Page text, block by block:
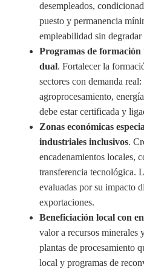
desempleados,
puesto y permanencia
empleabilidad sin
Programas de
dual. Fortalecer la
sectores con demanda
agroprocesamiento,
debe estar certificada y
Zonas económicas
industriales inclusivos.
encadenamientos locales,
transferencia tecnológica.
evaluadas por su impacto
exportaciones.
Beneficiación local con
valor a recursos minerales
plantas de procesamiento
local y programas de